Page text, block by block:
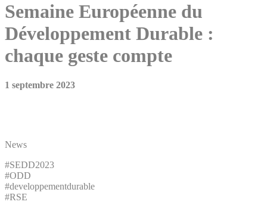
Semaine Européenne du
Développement Durable :
chaque geste compte
1 septembre 2023
News
#SEDD2023
#ODD
#developpementdurable
#RSE